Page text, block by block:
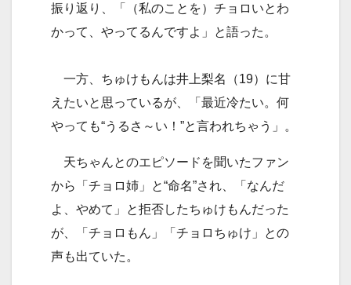
振り返り、「（私のことを）チョロいとわ
かって、やってるんですよ」と語った。
一方、ちゅけもんは井上梨名（19）に甘
えたいと思っているが、「最近冷たい。何
やっても“うるさ～い！”と言われちゃう」。
天ちゃんとのエピソードを聞いたファン
から「チョロ姉」と“命名”され、「なんだ
よ、やめて」と拒否したちゅけもんだった
が、「チョロもん」「チョロちゅけ」との
声も出ていた。